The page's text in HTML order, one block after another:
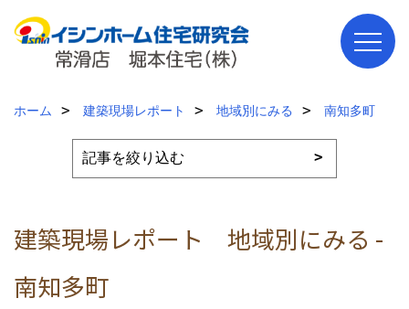
ホーム 建築現場レポート 地域別にみる 南知多町
建築現場レポート 地域別にみる -
南知多町